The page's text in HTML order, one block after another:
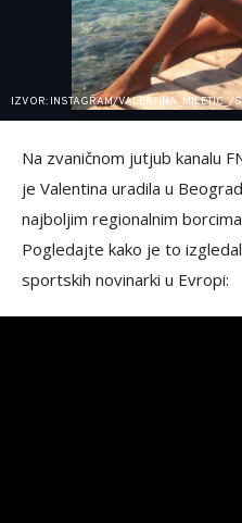
IZVOR: INSTAGRAM/VALENTINA_MILETIC_/
Na zvaničnom jutjub kanalu
je Valentina uradila u
najboljim regionalnim
Pogledajte kako je to
sportskih novinarki u Evropi: